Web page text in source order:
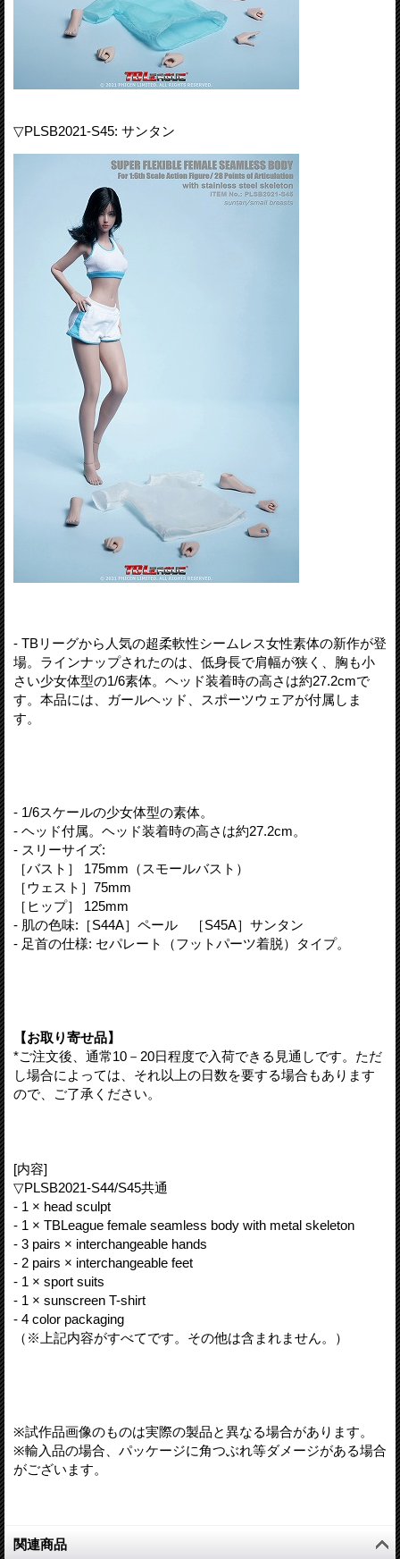
▽PLSB2021-S45: サンタン
- TBリーグから人気の超柔軟性シームレス女性素体の新作が登
場。ラインナップされたのは、低身長で肩幅が狭く、胸も小
さい少女体型の1/6素体。ヘッド装着時の高さは約27.2cmで
す。本品には、ガールヘッド、スポーツウェアが付属しま
す。
- 1/6スケールの少女体型の素体。
- ヘッド付属。ヘッド装着時の高さは約27.2cm。
- スリーサイズ:
［バスト］ 175mm（スモールバスト）
［ウェスト］75mm
［ヒップ］ 125mm
- 肌の色味:［S44A］ペール ［S45A］サンタン
- 足首の仕様: セパレート（フットパーツ着脱）タイプ。
【お取り寄せ品】
*ご注文後、通常10－20日程度で入荷できる見通しです。ただ
し場合によっては、それ以上の日数を要する場合もあります
ので、ご了承ください。
[内容]
▽PLSB2021-S44/S45共通
- 1 × head sculpt
- 1 × TBLeague female seamless body with metal skeleton
- 3 pairs × interchangeable hands
- 2 pairs × interchangeable feet
- 1 × sport suits
- 1 × sunscreen T-shirt
- 4 color packaging
（※上記内容がすべてです。その他は含まれません。）
※試作品画像のものは実際の製品と異なる場合があります。
※輸入品の場合、パッケージに角つぶれ等ダメージがある場合
がございます。
関連商品